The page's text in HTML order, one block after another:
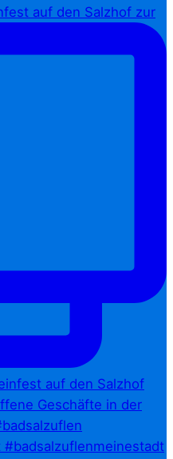
auf den Salzhof zur